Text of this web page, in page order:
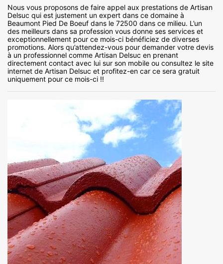
Nous vous proposons de faire appel aux prestations de Artisan
Delsuc qui est justement un expert dans ce domaine à
Beaumont Pied De Boeuf dans le 72500 dans ce milieu. L’un
des meilleurs dans sa profession vous donne ses services et
exceptionnellement pour ce mois-ci bénéficiez de diverses
promotions. Alors qu’attendez-vous pour demander votre devis
à un professionnel comme Artisan Delsuc en prenant
directement contact avec lui sur son mobile ou consultez le site
internet de Artisan Delsuc et profitez-en car ce sera gratuit
uniquement pour ce mois-ci !!